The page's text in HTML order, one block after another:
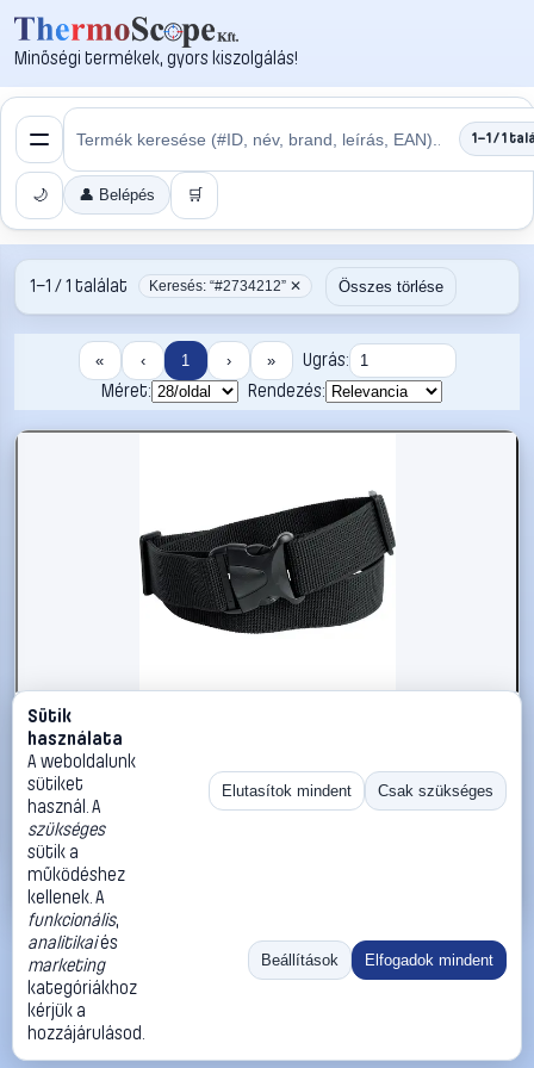
Minőségi termékek, gyors kiszolgálás!
1–1 / 1
🌙 👤 Belépés 🛒
1–1 / 1 találat Keresés: “#2734212” ✕ Összes törlése
« ‹ 1 › »
Ugrás:
Méret:
Rendezés:
#2734212
kwb 908815 Szerszámtartó öv Csípőméret tartomány:
80 - 135 cm
kwb Szerszámtartó öv
3 190 Ft
Kosárba
«
Ugrás:
Méret:
Rendezés:
©2026
ThermoScope
ÁSZF
Cégbemutató
Sütik
használata
A weboldalunk
sütiket
használ. A
szükséges
sütik a
működéshez
kellenek. A
funkcionális,
analitikaiés
marketing
kategóriákhoz
kérjük a
hozzájárulásod.
Elutasítok mindent Csak szükséges
Beállítások Elfogadok mindent